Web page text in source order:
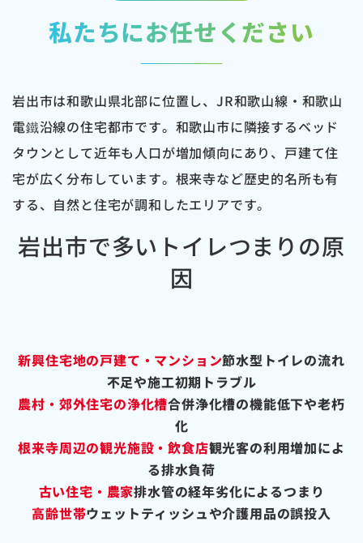
私たちにお任せください
岩出市は和歌山県北部に位置し、JR和歌山線・和歌山
電鐵沿線の住宅都市です。和歌山市に隣接するベッド
タウンとして近年も人口が増加傾向にあり、戸建て住
宅が広く分布しています。根来寺など歴史的名所も有
する、自然と住宅が調和したエリアです。
岩出市で多いトイレつまりの原
因
新興住宅地の戸建て・マンション節水型トイレの流れ
不足や施工初期トラブル
農村・郊外住宅の浄化槽合併浄化槽の機能低下や老朽
化
根来寺周辺の観光施設・飲食店観光客の利用増加によ
る排水負荷
古い住宅・農家排水管の経年劣化によるつまり
高齢世帯ウェットティッシュや介護用品の誤投入